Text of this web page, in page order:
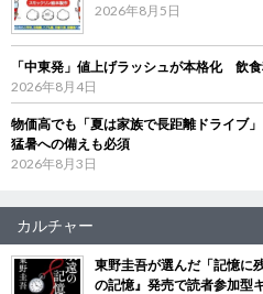
2026年8月5日
「中東発」値上げラッシュが本格化 飲
2026年8月4日
物価高でも「夏は家族で長距離ドライブ
猛暑への備えも必須
2026年8月3日
カルチャー
東野圭吾が選んだ「記憶
の記憶』発売で読者参加型